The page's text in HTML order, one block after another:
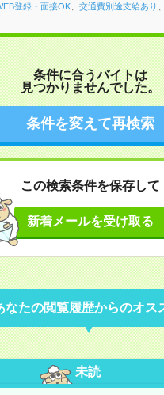
登録・面接OK、 交通費別途支給あり
条件に合うバイトは
見つかりませんでした。
条件を変えて再検索
この検索条件を保存して
新着メールを受け取る
なたの閲覧履歴からのオス
未読